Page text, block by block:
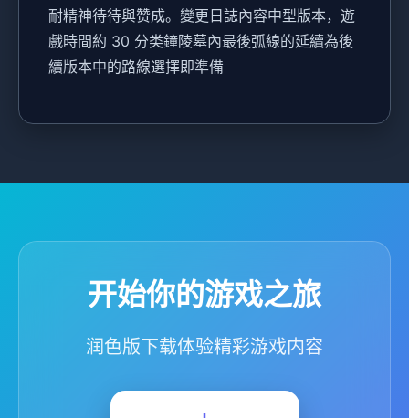
耐精神待待與赞成。變更日誌內容中型版本，遊
戲時間約 30 分类鐘陵墓內最後弧線的延續為後
續版本中的路線選擇即準備
开始你的游戏之旅
润色版下载体验精彩游戏内容